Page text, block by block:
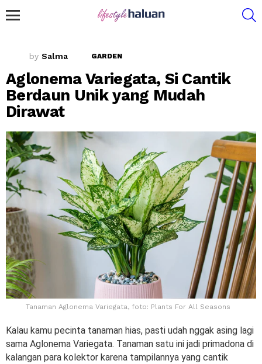
by Salma GARDEN
Aglonema Variegata, Si Cantik
Berdaun Unik yang Mudah
Dirawat
Tanaman Aglonema Variegata, foto: Plants For All Seasons
Kalau kamu pecinta tanaman hias, pasti udah nggak asing lagi
sama Aglonema Variegata. Tanaman satu ini jadi primadona di
kalangan para kolektor karena tampilannya yang cantik